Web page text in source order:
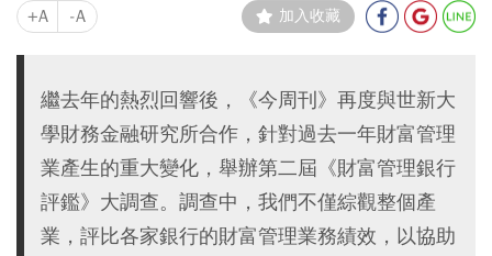
+A -A 加入收藏
繼去年的熱烈回響後，《今周刊》再度與世新大
學財務金融研究所合作，針對過去一年財富管理
業產生的重大變化，舉辦第二屆《財富管理銀行
評鑑》大調查。調查中，我們不僅綜觀整個產
業，評比各家銀行的財富管理業務績效，以協助